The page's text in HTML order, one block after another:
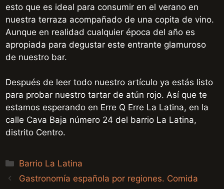
esto que es ideal para consumir en el verano en
nuestra terraza acompañado de una copita de vino.
Aunque en realidad cualquier época del año es
apropiada para degustar este entrante glamuroso
de nuestro bar.
Después de leer todo nuestro artículo ya estás listo
para probar nuestro tartar de atún rojo. Así que te
estamos esperando en Erre Q Erre La Latina, en la
calle Cava Baja número 24 del barrio La Latina,
distrito Centro.
Categories
Barrio La Latina
Gastronomía española por regiones. Comida